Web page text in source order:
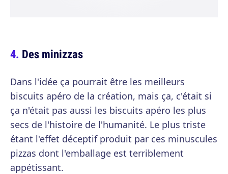
Des minizzas
Dans l'idée ça pourrait être les meilleurs
biscuits apéro de la création, mais ça, c'était si
ça n'était pas aussi les biscuits apéro les plus
secs de l'histoire de l'humanité. Le plus triste
étant l'effet déceptif produit par ces minuscules
pizzas dont l'emballage est terriblement
appétissant.